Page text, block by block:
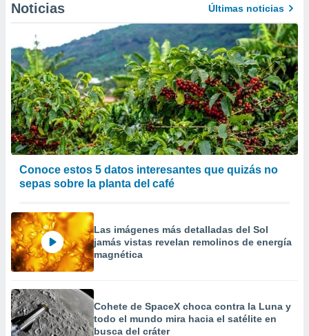
Noticias Últimas noticias
Conoce estos 5 datos interesantes que quizás no
sepas sobre la planta del café
Las imágenes más detalladas del Sol
jamás vistas revelan remolinos de energía
magnética
Cohete de SpaceX choca contra la Luna y
todo el mundo mira hacia el satélite en
busca del cráter